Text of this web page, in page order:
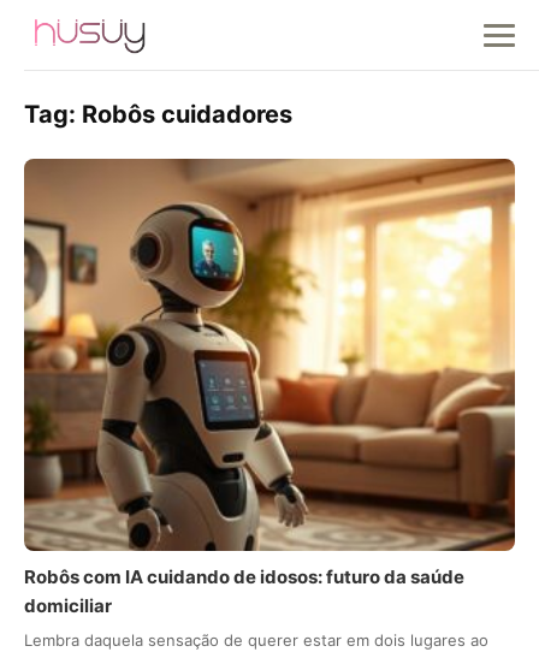
Tag: Robôs cuidadores
Robôs com IA cuidando de idosos: futuro da saúde
domiciliar
Lembra daquela sensação de querer estar em dois lugares ao